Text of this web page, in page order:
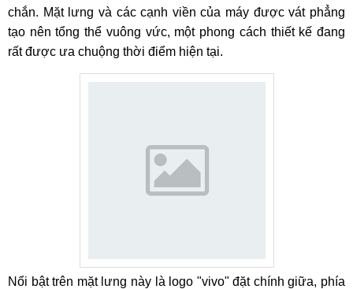
chắn. Mặt lưng và các cạnh viền của máy được vát phẳng
tạo nên tổng thể vuông vức, một phong cách thiết kế đang
rất được ưa chuộng thời điểm hiện tại.
Nổi bật trên mặt lưng này là logo "vivo" đặt chính giữa, phía